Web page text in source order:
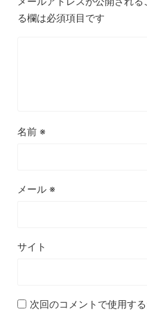
る欄は必須項目です
名前 ※
メール ※
サイト
次回のコメントで使用す